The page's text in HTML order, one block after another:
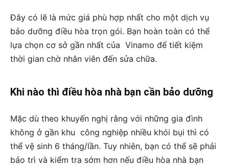
Đây có lẽ là mức giá phù hợp nhất cho một dịch vụ
bảo dưỡng điều hòa trọn gói. Bạn hoàn toàn có thể
lựa chọn cơ sở gần nhất của Vinamo để tiết kiệm
thời gian chờ nhân viên đến sửa chữa.
Khi nào thì điều hòa nhà bạn cần bảo dưỡng
Mặc dù theo khuyến nghị rằng với những gia đình
không ở gần khu công nghiệp nhiều khói bụi thì có
thể vệ sinh 6 tháng/lần. Tuy nhiên, bạn có thể sẽ phải
bảo trì và kiểm tra sớm hơn nếu điều hòa nhà bạn